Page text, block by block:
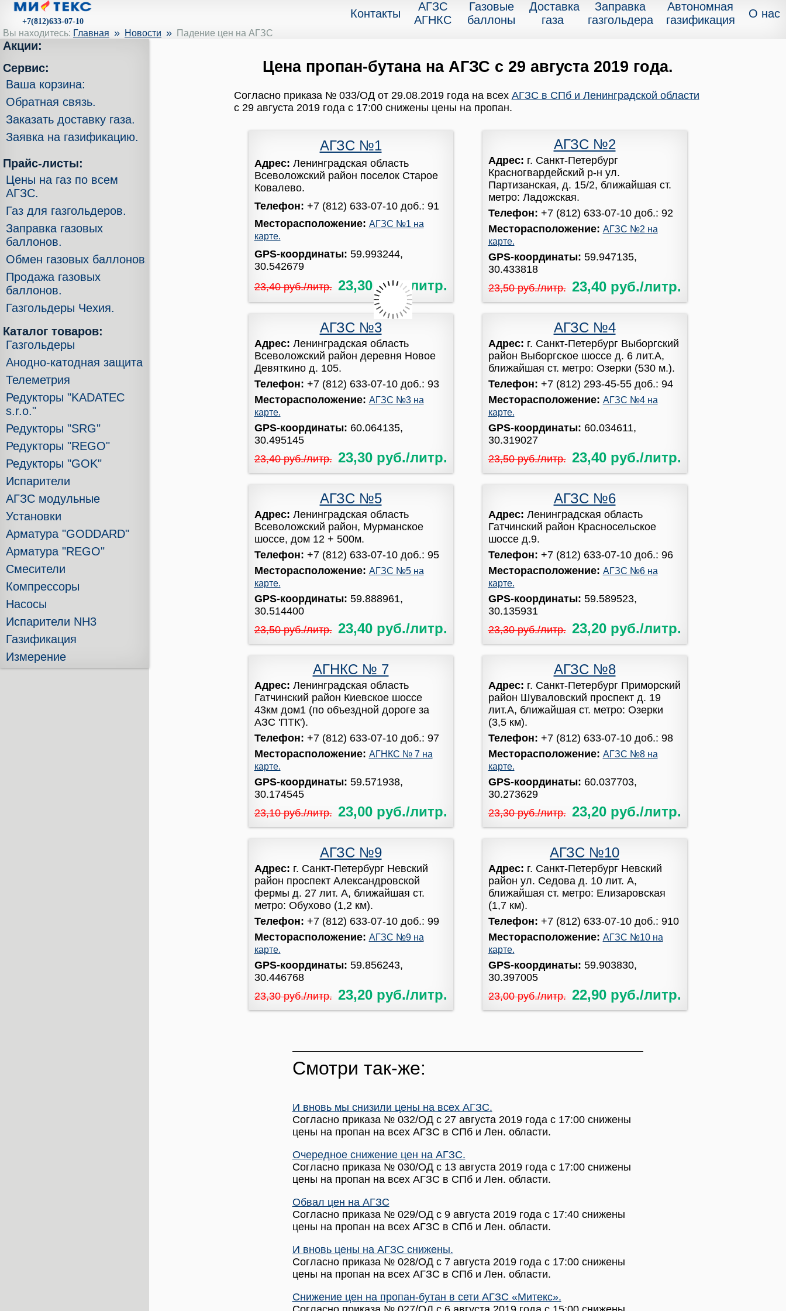
+7(812)633-07-10
Контакты
АГЗС
АГНКС
Газовые
баллоны
Доставка
газа
Заправка
газгольдера
Автономная
газификация
О нас
Вы находитесь: Главная » Новости » Падение цен на АГЗС
Цена пропан-бутана на АГЗС с 29 августа 2019 года.
Согласно приказа № 033/ОД от 29.08.2019 года на всех АГЗС в СПб и Ленинградской области
с 29 августа 2019 года с 17:00 снижены цены на пропан.
АГЗС №1
Адрес: Ленинградская область
Всеволожский район поселок Старое
Ковалево.
Телефон: +7 (812) 633-07-10 доб.: 91
Месторасположение: АГЗС №1 на
карте.
GPS-координаты: 59.993244,
30.542679
23,40 руб./литр. 23,30 руб./литр.
АГЗС №2
Адрес: г. Санкт-Петербург
Красногвардейский р-н ул.
Партизанская, д. 15/2, ближайшая ст.
метро: Ладожская.
Телефон: +7 (812) 633-07-10 доб.: 92
Месторасположение: АГЗС №2 на
карте.
GPS-координаты: 59.947135,
30.433818
23,50 руб./литр. 23,40 руб./литр.
АГЗС №3
Адрес: Ленинградская область
Всеволожский район деревня Новое
Девяткино д. 105.
Телефон: +7 (812) 633-07-10 доб.: 93
Месторасположение: АГЗС №3 на
карте.
GPS-координаты: 60.064135,
30.495145
23,40 руб./литр. 23,30 руб./литр.
АГЗС №4
Адрес: г. Санкт-Петербург Выборгский
район Выборгское шоссе д. 6 лит.А,
ближайшая ст. метро: Озерки (530 м.).
Телефон: +7 (812) 293-45-55 доб.: 94
Месторасположение: АГЗС №4 на
карте.
GPS-координаты: 60.034611,
30.319027
23,50 руб./литр. 23,40 руб./литр.
АГЗС №5
Адрес: Ленинградская область
Всеволожский район, Мурманское
шоссе, дом 12 + 500м.
Телефон: +7 (812) 633-07-10 доб.: 95
Месторасположение: АГЗС №5 на
карте.
GPS-координаты: 59.888961,
30.514400
23,50 руб./литр. 23,40 руб./литр.
АГЗС №6
Адрес: Ленинградская область
Гатчинский район Красносельское
шоссе д.9.
Телефон: +7 (812) 633-07-10 доб.: 96
Месторасположение: АГЗС №6 на
карте.
GPS-координаты: 59.589523,
30.135931
23,30 руб./литр. 23,20 руб./литр.
АГНКС № 7
Адрес: Ленинградская область
Гатчинский район Киевское шоссе
43км дом1 (по объездной дороге за
АЗС 'ПТК').
Телефон: +7 (812) 633-07-10 доб.: 97
Месторасположение: АГНКС № 7 на
карте.
GPS-координаты: 59.571938,
30.174545
23,10 руб./литр. 23,00 руб./литр.
АГЗС №8
Адрес: г. Санкт-Петербург Приморский
район Шуваловский проспект д. 19
лит.А, ближайшая ст. метро: Озерки
(3,5 км).
Телефон: +7 (812) 633-07-10 доб.: 98
Месторасположение: АГЗС №8 на
карте.
GPS-координаты: 60.037703,
30.273629
23,30 руб./литр. 23,20 руб./литр.
АГЗС №9
Адрес: г. Санкт-Петербург Невский
район проспект Александровской
фермы д. 27 лит. А, ближайшая ст.
метро: Обухово (1,2 км).
Телефон: +7 (812) 633-07-10 доб.: 99
Месторасположение: АГЗС №9 на
карте.
GPS-координаты: 59.856243,
30.446768
23,30 руб./литр. 23,20 руб./литр.
АГЗС №10
Адрес: г. Санкт-Петербург Невский
район ул. Седова д. 10 лит. А,
ближайшая ст. метро: Елизаровская
(1,7 км).
Телефон: +7 (812) 633-07-10 доб.: 910
Месторасположение: АГЗС №10 на
карте.
GPS-координаты: 59.903830,
30.397005
23,00 руб./литр. 22,90 руб./литр.
Смотри так-же:
И вновь мы снизили цены на всех АГЗС.
Согласно приказа № 032/ОД с 27 августа 2019 года с 17:00 снижены
цены на пропан на всех АГЗС в СПб и Лен. области.
Очередное снижение цен на АГЗС.
Согласно приказа № 030/ОД с 13 августа 2019 года с 17:00 снижены
цены на пропан на всех АГЗС в СПб и Лен. области.
Обвал цен на АГЗС
Согласно приказа № 029/ОД с 9 августа 2019 года с 17:40 снижены
цены на пропан на всех АГЗС в СПб и Лен. области.
И вновь цены на АГЗС снижены.
Согласно приказа № 028/ОД с 7 августа 2019 года с 17:00 снижены
цены на пропан на всех АГЗС в СПб и Лен. области.
Снижение цен на пропан-бутан в сети АГЗС «Митекс».
Акции:
Сервис:
Ваша корзина:
Обратная связь.
Заказать доставку газа.
Заявка на газификацию.
Прайс-листы:
Цены на газ по всем
АГЗС.
Газ для газгольдеров.
Заправка газовых
баллонов.
Обмен газовых баллонов.
Продажа газовых
баллонов.
Газгольдеры Чехия.
Каталог товаров:
Газгольдеры
Анодно-катодная защита
Телеметрия
Редукторы "KADATEC
s.r.o."
Редукторы "SRG"
Редукторы "REGO"
Редукторы "GOK"
Испарители
АГЗС модульные
Установки
Арматура "GODDARD"
Арматура "REGO"
Смесители
Компрессоры
Насосы
Испарители NH3
Газификация
Измерение